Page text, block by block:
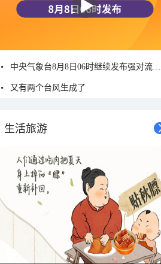
中央气象台8月8日06时继续发布强对流天气蓝色预警
又有两个台风生成了
生活旅游